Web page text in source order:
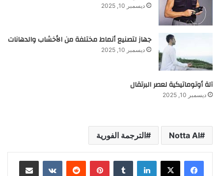
ديسمبر 10, 2025
جهاز لتصنيع أنماط مختلفة من الأخشاب والدهانات
ديسمبر 10, 2025
آلة أوتوماتيكية لعصر البرتقال
ديسمبر 10, 2025
Notta AI الترجمة الفورية
لينكدإن بينتيريست